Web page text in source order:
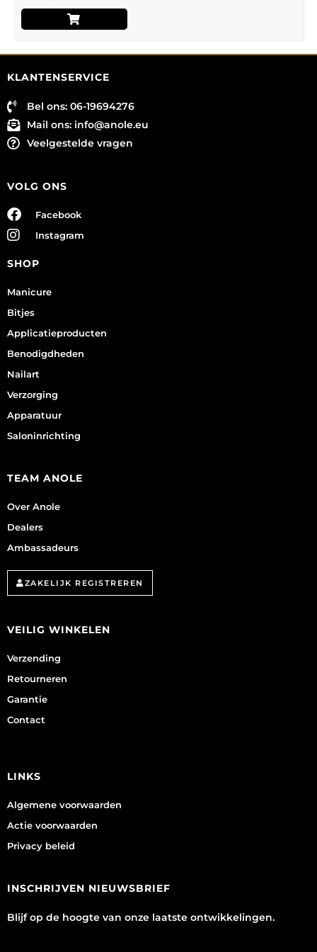
KLANTENSERVICE
Bel ons: 06-19694276
Mail ons: info@anole.eu
Veelgestelde vragen
VOLG ONS
Facebook
Instagram
SHOP
Manicure
Bitjes
Applicatieproducten
Benodigdheden
Nailart
Verzorging
Apparatuur
Saloninrichting
TEAM ANOLE
Over Anole
Dealers
Ambassadeurs
ZAKELIJK REGISTREREN
VEILIG WINKELEN
Verzending
Retourneren
Garantie
Contact
LINKS
Algemene voorwaarden
Actie voorwaarden
Privacy beleid
INSCHRIJVEN NIEUWSBRIEF
Blijf op de hoogte van onze laatste ontwikkelingen.